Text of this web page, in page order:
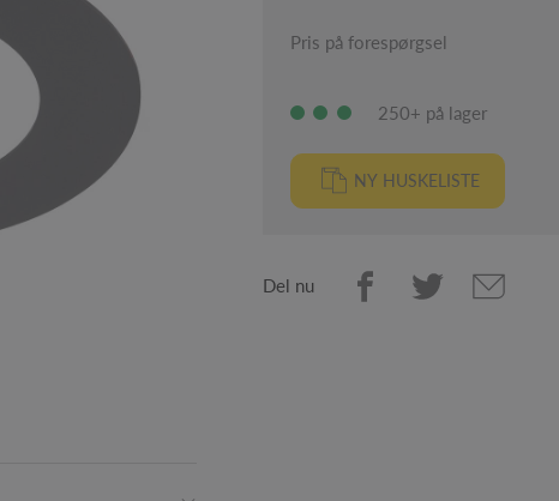
Pris på forespørgsel
250+ på lager
NY HUSKELISTE
Del nu